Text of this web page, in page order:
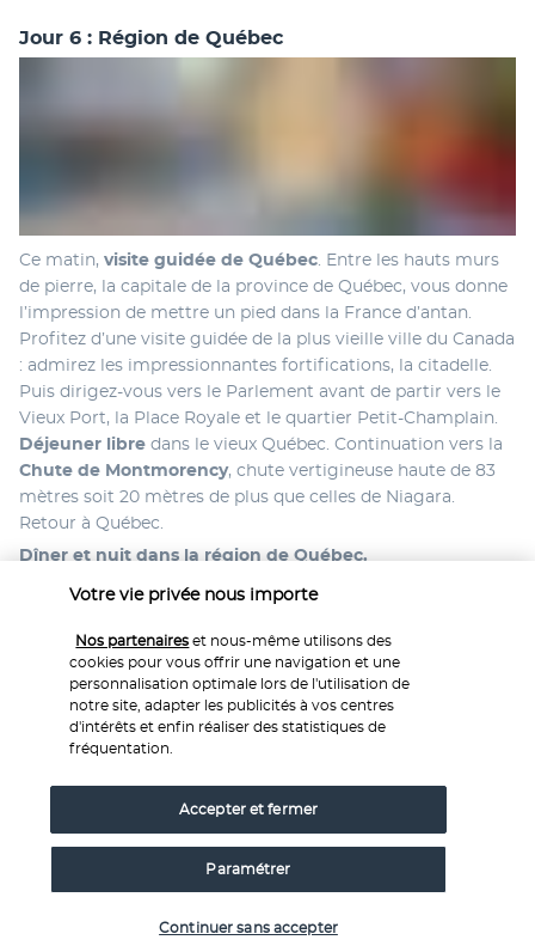
Jour 6 : Région de Québec
Ce matin, visite guidée de Québec. Entre les hauts murs
de pierre, la capitale de la province de Québec, vous donne
l’impression de mettre un pied dans la France d’antan.
Profitez d’une visite guidée de la plus vieille ville du Canada
: admirez les impressionnantes fortifications, la citadelle.
Puis dirigez-vous vers le Parlement avant de partir vers le
Déjeuner libre
Chute de Montmorency, chute vertigineuse haute de 83
mètres soit 20 mètres de plus que celles de Niagara.
Retour à Québec.
Dîner et nuit dans la région de Québec.
Jour 7 : Région de Québec - Montréal et départ
Petit déjeuner et départ vers Montréal.
Selon vos horaires de vol, transfert à l’aéroport de Montréal
A noter : merci de prévoir un vol retour après 15h.
Votre vie privée nous importe
Nos partenaires et nous-même utilisons des
cookies pour vous offrir une navigation et une
personnalisation optimale lors de l'utilisation de
notre site, adapter les publicités à vos centres
d'intérêts et enfin réaliser des statistiques de
fréquentation.
Paramétrer
Continuer sans accepter
Accepter et fermer